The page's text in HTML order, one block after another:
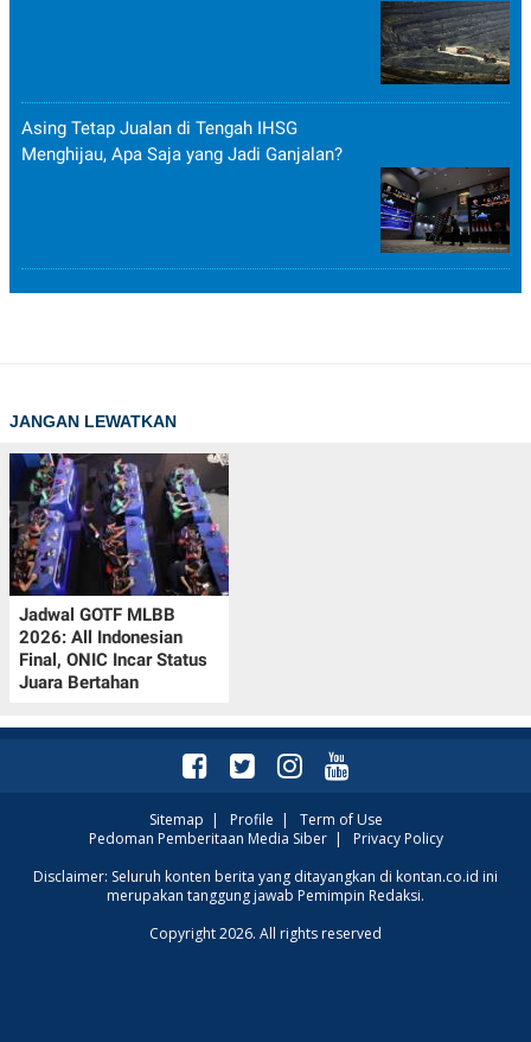
Asing Tetap Jualan di Tengah IHSG
Menghijau, Apa Saja yang Jadi Ganjalan?
JANGAN LEWATKAN
Jadwal GOTF MLBB
2026: All Indonesian
Final, ONIC Incar Status
Juara Bertahan
Sitemap | Profile | Term of Use
Pedoman Pemberitaan Media Siber| Privacy Policy
Disclaimer: Seluruh konten berita yang ditayangkan di kontan.co.id ini
merupakan tanggung jawab Pemimpin Redaksi.
Copyright 2026. All rights reserved